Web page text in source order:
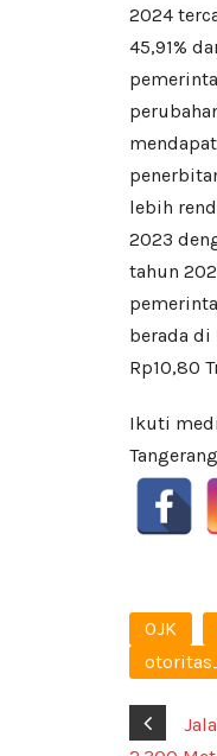
2024
45,91%
lebih
2023
tahun
berada di
Rp10,80
Ikuti
OJK